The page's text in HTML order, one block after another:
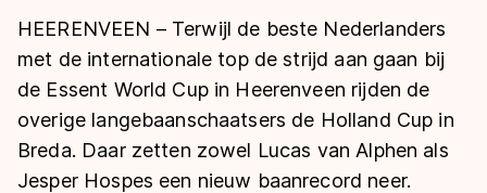
Marathon
Langebaan
Shorttrack
Inlineskaten
Uitslagen
Langebaan
Shorttrack
Tijden & historie
HEERENVEEN – Terwijl de beste Nederlanders
met de internationale top de strijd aan gaan bij
de Essent World Cup in Heerenveen rijden de
overige langebaanschaatsers de Holland Cup in
Breda. Daar zetten zowel Lucas van Alphen als
Jesper Hospes een nieuw baanrecord neer.